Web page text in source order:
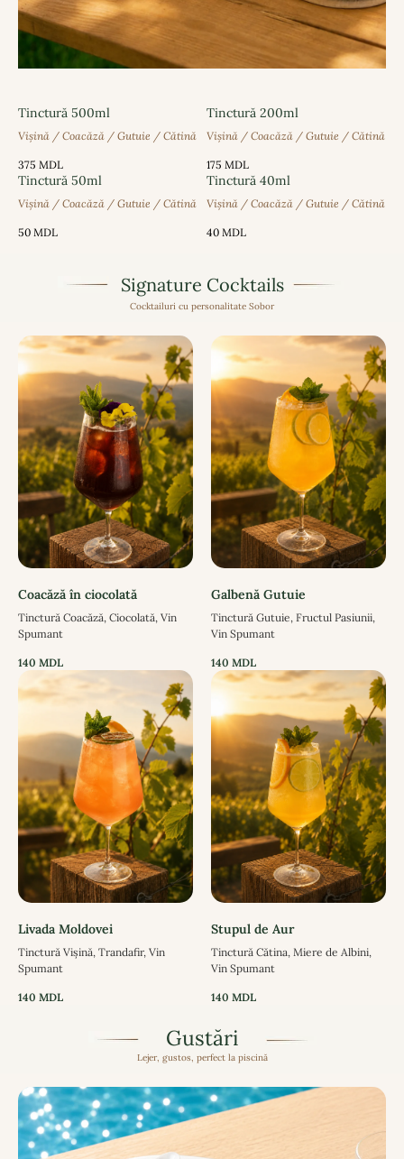
Tinctură 500ml
Vișină / Coacăză / Gutuie / Cătină
375 MDL
Tinctură 200ml
Vișină / Coacăză / Gutuie / Cătină
175 MDL
Tinctură 50ml
Vișină / Coacăză / Gutuie / Cătină
50 MDL
Tinctură 40ml
Vișină / Coacăză / Gutuie / Cătină
40 MDL
Signature Cocktails
Cocktailuri cu personalitate Sobor
Coacăză în ciocolată
Tinctură Coacăză, Ciocolată, Vin
Spumant
140 MDL
Galbenă Gutuie
Tinctură Gutuie, Fructul Pasiunii,
Vin Spumant
140 MDL
Livada Moldovei
Tinctură Vișină, Trandafir, Vin
Spumant
140 MDL
Stupul de Aur
Tinctură Cătina, Miere de Albini,
Vin Spumant
140 MDL
Gustări
Lejer, gustos, perfect la piscină